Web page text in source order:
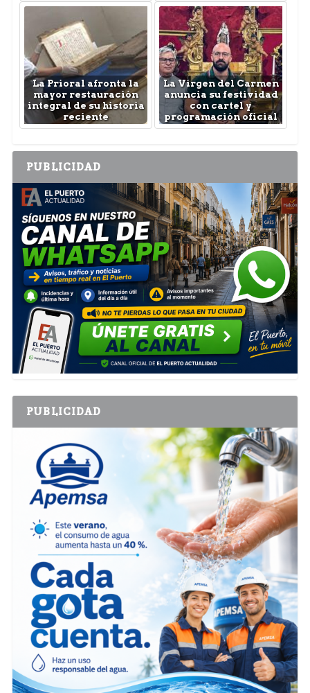
La Prioral afronta la
mayor restauración
integral de su historia
reciente
La Virgen del Carmen
anuncia su festividad
con cartel y
programación oficial
PUBLICIDAD
PUBLICIDAD